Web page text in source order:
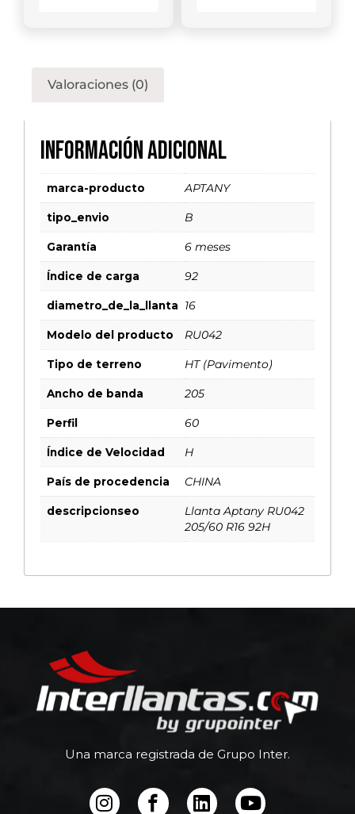
Valoraciones (0)
Información adicional
marca-producto APTANY
tipo_envio B
Garantía 6 meses
Índice de carga 92
diametro_de_la_llanta 16
Modelo del producto RU042
Tipo de terreno HT (Pavimento)
Ancho de banda 205
Perfil 60
Índice de Velocidad H
País de procedencia CHINA
descripcionseo
Llanta Aptany RU042
205/60 R16 92H
Una marca registrada de Grupo Inter.